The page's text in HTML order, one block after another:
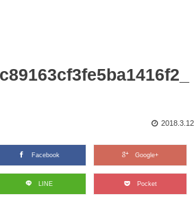
2018.3.12
Facebook Google+
LINE Pocket